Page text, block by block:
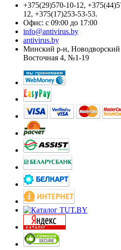
+375(29)570-10-12,
12, +375(17)253-53-53.
Офис: с 09:00 до 17:00
info@antivirus.by
antivirus.by
Минский р-н, Новодворский
Восточная 4, №1-19